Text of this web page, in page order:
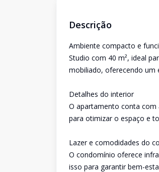
Descrição
Ambiente compacto e
Studio com 40 m², ideal
mobiliado, oferecendo um
Detalhes do interior
O apartamento conta com
para otimizar o espaço e
Lazer e comodidades do
O condomínio oferece
isso para garantir bem-